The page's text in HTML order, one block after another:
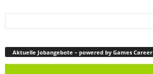
Aktuelle Jobangebote – powered by Games Career